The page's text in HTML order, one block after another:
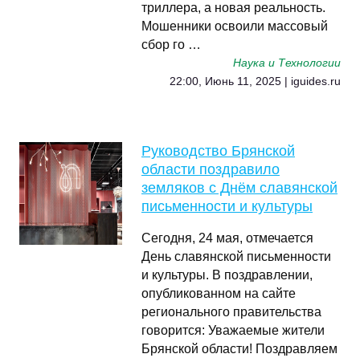
триллера, а новая реальность.
Мошенники освоили массовый
сбор го …
Наука и Технологии
22:00, Июнь 11, 2025 | iguides.ru
Руководство Брянской
области поздравило
земляков с Днём славянской
письменности и культуры
Сегодня, 24 мая, отмечается
День славянской письменности
и культуры. В поздравлении,
опубликованном на сайте
регионального правительства
говорится: Уважаемые жители
Брянской области! Поздравляем